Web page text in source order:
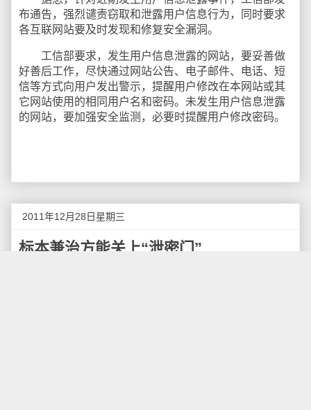
布通告，强烈谴责窃取和泄露用户信息行为，同时要求
各互联网站要及时发现和修复安全漏洞。
工信部要求，发生用户信息泄露的网站，要妥善做
好善后工作，尽快通过网站公告、电子邮件、电话、短
信等方式向用户发出警示，提醒用户修改在本网站或其
它网站使用的相同用户名和密码。未发生用户信息泄露
的网站，要加强安全监测，必要时提醒用户修改密码。
2011年12月28日星期三
标本兼治方能关上“泄密门”